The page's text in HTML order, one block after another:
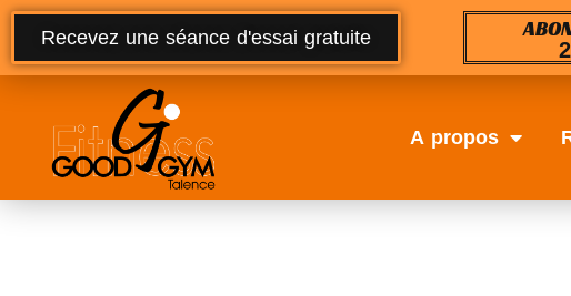
Recevez une séance d'essai gratuite
A propos